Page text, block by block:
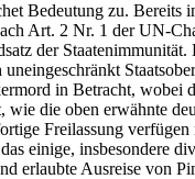
Bedeutung zu.
Art. 2 Nr. 1 der UN-
der
in Betracht,
die oben erwähnte
Freilassung
einige, insbesondere
erlaubte Ausreise von